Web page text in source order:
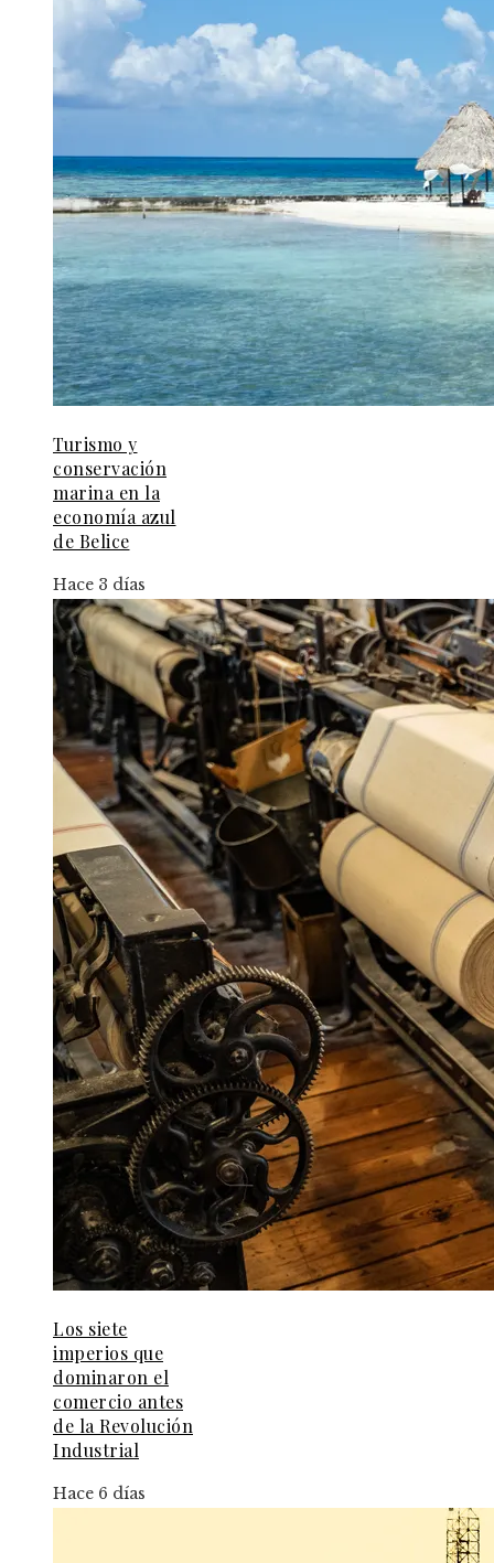
Turismo y
conservación
marina en la
economía azul
de Belice
Hace 3 días
Los siete
imperios que
dominaron el
comercio antes
de la Revolución
Industrial
Hace 6 días